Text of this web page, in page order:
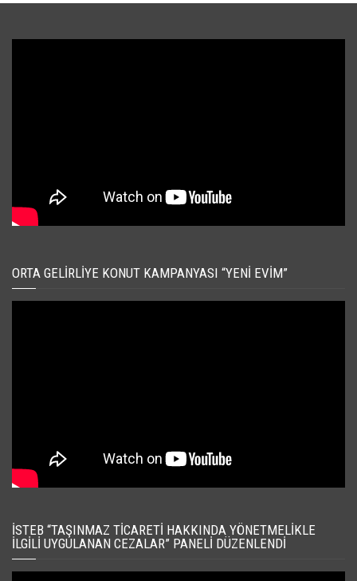
ORTA GELIRLIYE KONUT KAMPANYASI “YENI EVIM”
İSTEB “TAŞINMAZ TICARETI HAKKINDA YÖNETMELIKLE
İLGILI UYGULANAN CEZALAR” PANELI DÜZENLENDI